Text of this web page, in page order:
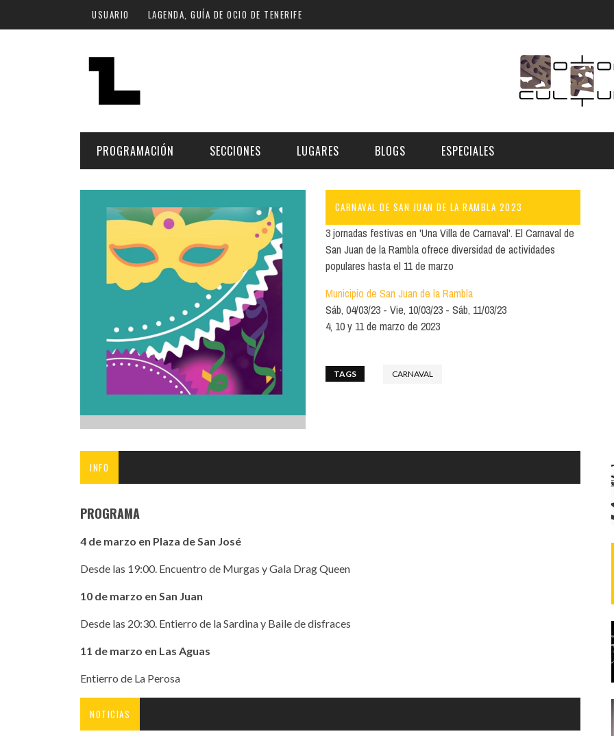
Pasar al contenido principal
USUARIO LAGENDA, GUÍA DE OCIO DE TENERIFE
PROGRAMACIÓN
FECHA
Hoy
Plan Finde
Norte
Santa Cruz | La Laguna
Cultura
Gastro
SECCIONES
MÚSICA
CULTURA
GASTRONOMÍA
INFANTIL
LUGARES
ARTE | MUSEOS
SALAS Y AUDITORIOS
ESPACIOS CULTURALES
LOCALES CON ACTUACIONES
BLOGS ESPECIALES
FESTIVAL BOREAL 2026
FESTIVAL TAGANANA 2026
TENERIFE PHE FESTIVAL 2026
XXVII VERANO DE CUENTO
CARNAVAL DE SAN JUAN DE LA RAMBLA 2023
3 jornadas festivas en 'Una Villa de Carnaval'. El Carnaval de
San Juan de la Rambla ofrece diversidad de actividades
populares hasta el 11 de marzo
Municipio de San Juan de la Rambla
Sáb, 04/03/23
Vie, 10/03/23
Sáb, 11/03/23
4, 10 y 11 de marzo de 2023
TAGS CARNAVAL
INFO
PROGRAMA
4 de marzo en Plaza de San José
Desde las 19:00. Encuentro de Murgas y Gala Drag Queen
10 de marzo en San Juan
Desde las 20:30. Entierro de la Sardina y Baile de disfraces
11 de marzo en Las Aguas
Entierro de La Perosa
NOTICIAS